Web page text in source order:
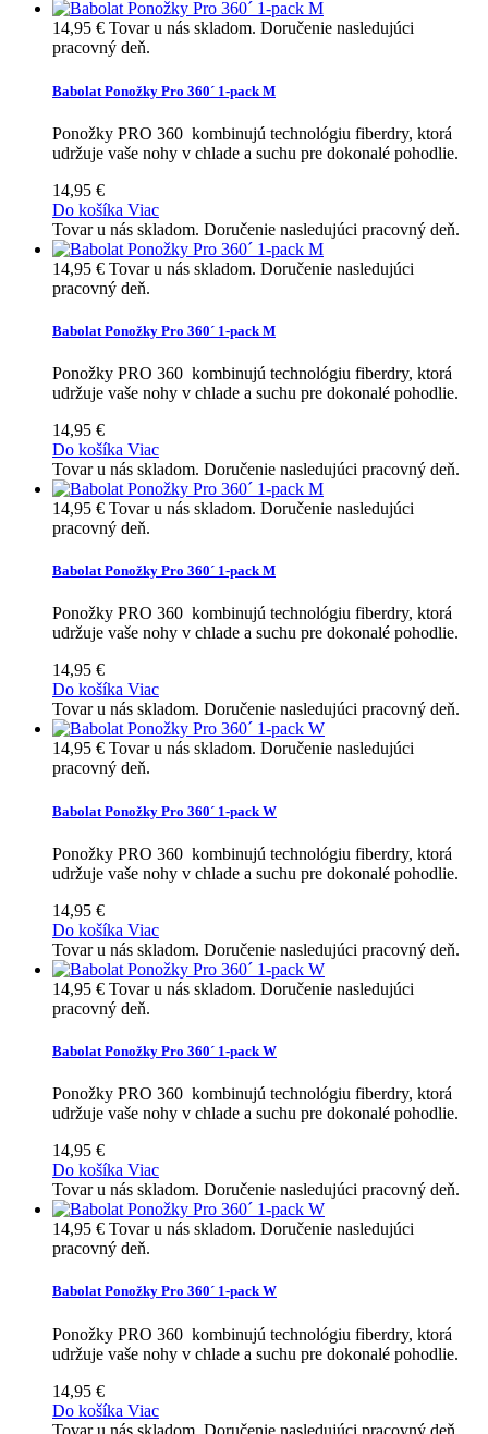
14,95 € Tovar u nás skladom. Doručenie nasledujúci
pracovný deň.
Babolat Ponožky Pro 360´ 1-pack M
Ponožky PRO 360 kombinujú technológiu fiberdry, ktorá
udržuje vaše nohy v chlade a suchu pre dokonalé pohodlie.
14,95 €
Do košíka Viac
Tovar u nás skladom. Doručenie nasledujúci pracovný deň.
14,95 € Tovar u nás skladom. Doručenie nasledujúci
pracovný deň.
Babolat Ponožky Pro 360´ 1-pack M
Ponožky PRO 360 kombinujú technológiu fiberdry, ktorá
udržuje vaše nohy v chlade a suchu pre dokonalé pohodlie.
14,95 €
Do košíka Viac
Tovar u nás skladom. Doručenie nasledujúci pracovný deň.
14,95 € Tovar u nás skladom. Doručenie nasledujúci
pracovný deň.
Babolat Ponožky Pro 360´ 1-pack M
Ponožky PRO 360 kombinujú technológiu fiberdry, ktorá
udržuje vaše nohy v chlade a suchu pre dokonalé pohodlie.
14,95 €
Do košíka Viac
Tovar u nás skladom. Doručenie nasledujúci pracovný deň.
14,95 € Tovar u nás skladom. Doručenie nasledujúci
pracovný deň.
Babolat Ponožky Pro 360´ 1-pack W
Ponožky PRO 360 kombinujú technológiu fiberdry, ktorá
udržuje vaše nohy v chlade a suchu pre dokonalé pohodlie.
14,95 €
Do košíka Viac
Tovar u nás skladom. Doručenie nasledujúci pracovný deň.
14,95 € Tovar u nás skladom. Doručenie nasledujúci
pracovný deň.
Babolat Ponožky Pro 360´ 1-pack W
Ponožky PRO 360 kombinujú technológiu fiberdry, ktorá
udržuje vaše nohy v chlade a suchu pre dokonalé pohodlie.
14,95 €
Do košíka Viac
Tovar u nás skladom. Doručenie nasledujúci pracovný deň.
14,95 € Tovar u nás skladom. Doručenie nasledujúci
pracovný deň.
Babolat Ponožky Pro 360´ 1-pack W
Ponožky PRO 360 kombinujú technológiu fiberdry, ktorá
udržuje vaše nohy v chlade a suchu pre dokonalé pohodlie.
14,95 €
Do košíka Viac
Tovar u nás skladom. Doručenie nasledujúci pracovný deň.